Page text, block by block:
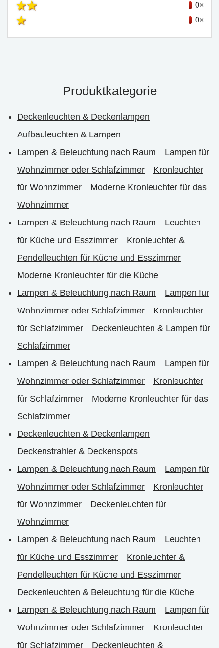
0×
0×
Produktkategorie
Deckenleuchten & Deckenlampen
Aufbauleuchten & Lampen
Lampen & Beleuchtung nach Raum
Lampen für
Wohnzimmer oder Schlafzimmer
Kronleuchter
für Wohnzimmer
Moderne Kronleuchter für das
Wohnzimmer
Lampen & Beleuchtung nach Raum
Leuchten
für Küche und Esszimmer
Kronleuchter &
Pendelleuchten für Küche und Esszimmer
Moderne Kronleuchter für die Küche
Lampen & Beleuchtung nach Raum
Lampen für
Wohnzimmer oder Schlafzimmer
Kronleuchter
für Schlafzimmer
Deckenleuchten & Lampen für
Schlafzimmer
Lampen & Beleuchtung nach Raum
Lampen für
Wohnzimmer oder Schlafzimmer
Kronleuchter
für Schlafzimmer
Moderne Kronleuchter für das
Schlafzimmer
Deckenleuchten & Deckenlampen
Deckenstrahler & Deckenspots
Lampen & Beleuchtung nach Raum
Lampen für
Wohnzimmer oder Schlafzimmer
Kronleuchter
für Wohnzimmer
Deckenleuchten für
Wohnzimmer
Lampen & Beleuchtung nach Raum
Leuchten
für Küche und Esszimmer
Kronleuchter &
Pendelleuchten für Küche und Esszimmer
Deckenleuchten & Beleuchtung für die Küche
Lampen & Beleuchtung nach Raum
Lampen für
Wohnzimmer oder Schlafzimmer
Kronleuchter
für Schlafzimmer
Deckenleuchten &